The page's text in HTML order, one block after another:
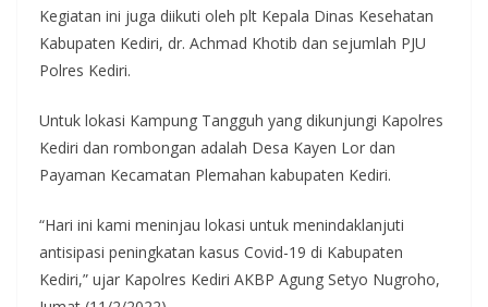
Kegiatan ini juga diikuti oleh plt Kepala Dinas Kesehatan
Kabupaten Kediri, dr. Achmad Khotib dan sejumlah PJU
Polres Kediri.
Untuk lokasi Kampung Tangguh yang dikunjungi Kapolres
Kediri dan rombongan adalah Desa Kayen Lor dan
Payaman Kecamatan Plemahan kabupaten Kediri.
“Hari ini kami meninjau lokasi untuk menindaklanjuti
antisipasi peningkatan kasus Covid-19 di Kabupaten
Kediri,” ujar Kapolres Kediri AKBP Agung Setyo Nugroho,